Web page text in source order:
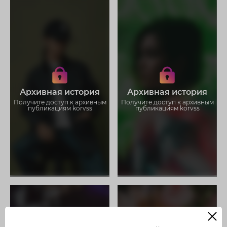
Архивная история
Получите доступ к архивным
публикациям korvss
Получите доступ к архивным
историям korvss
Не отвлекайтесь на рекламу
Загружайте истории без
ограничений
Архивная история
Получите доступ к архивным
публикациям korvss
Получите доступ к архивным
историям korvss
Не отвлекайтесь на рекламу
Загружайте истории без
ограничений